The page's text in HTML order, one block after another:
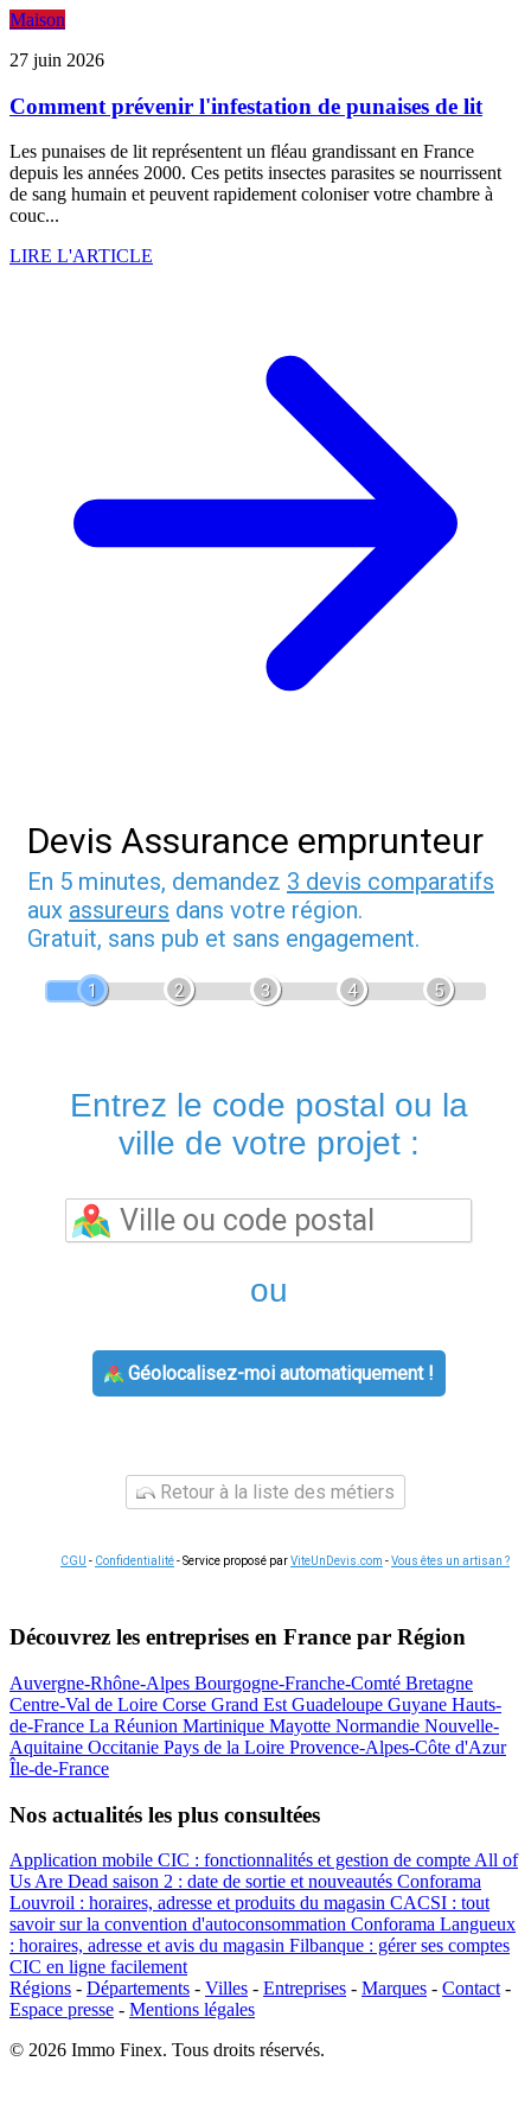
Maison
27 juin 2026
Comment prévenir l'infestation de punaises de lit
Les punaises de lit représentent un fléau grandissant en France
depuis les années 2000. Ces petits insectes parasites se nourrissent
de sang humain et peuvent rapidement coloniser votre chambre à
couc...
LIRE L'ARTICLE
Devis Assurance emprunteur
En 5 minutes, demandez 3 devis comparatifs
aux assureurs dans votre région.
Gratuit, sans pub et sans engagement.
1 2 3 4 5
Entrez le code postal ou la
ville de votre projet :
ou
Géolocalisez-moi automatiquement !
Retour à la liste des métiers
CGU - Confidentialité- Service proposé parViteUnDevis.com -Vous êtes un artisan ?
Découvrez les entreprises en France par Région
Auvergne-Rhône-Alpes Bourgogne-Franche-Comté Bretagne
Centre-Val de Loire Corse Grand Est Guadeloupe Guyane Hauts-
de-France La Réunion Martinique Mayotte Normandie Nouvelle-
Aquitaine Occitanie Pays de la Loire Provence-Alpes-Côte d'Azur
Île-de-France
Nos actualités les plus consultées
Application mobile CIC : fonctionnalités et gestion de compte All of
Us Are Dead saison 2 : date de sortie et nouveautés Conforama
Louvroil : horaires, adresse et produits du magasin CACSI : tout
savoir sur la convention d'autoconsommation Conforama Langueux
: horaires, adresse et avis du magasin Filbanque : gérer ses comptes
CIC en ligne facilement
Régions - Départements - Villes - Entreprises - Marques - Contact -
Espace presse - Mentions légales
© 2026 Immo Finex. Tous droits réservés.